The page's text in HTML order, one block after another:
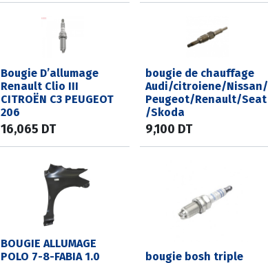
Bougie D’allumage
Renault Clio III
CITROËN C3 PEUGEOT
206
16,065 DT
bougie de chauffage
Audi/citroiene/Nissan/
Peugeot/Renault/Seat
/Skoda
9,100 DT
BOUGIE ALLUMAGE
POLO 7-8-FABIA 1.0
bougie bosh triple